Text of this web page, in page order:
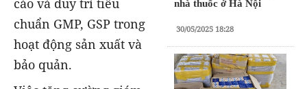
nhà thuốc ở Hà Nội
30/05/2025 18:28
chuẩn GMP, GSP trong
hoạt động sản xuất và
bảo quản.